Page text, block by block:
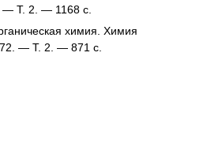
Т. 2. — 1168 с.
химия. Химия
— Т. 2. — 871 с.